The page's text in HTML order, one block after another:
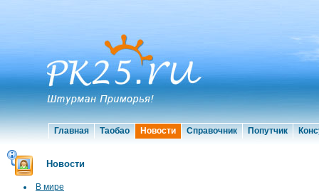
Главная Таобао Новости Справочник Попутчик
Новости
В мире